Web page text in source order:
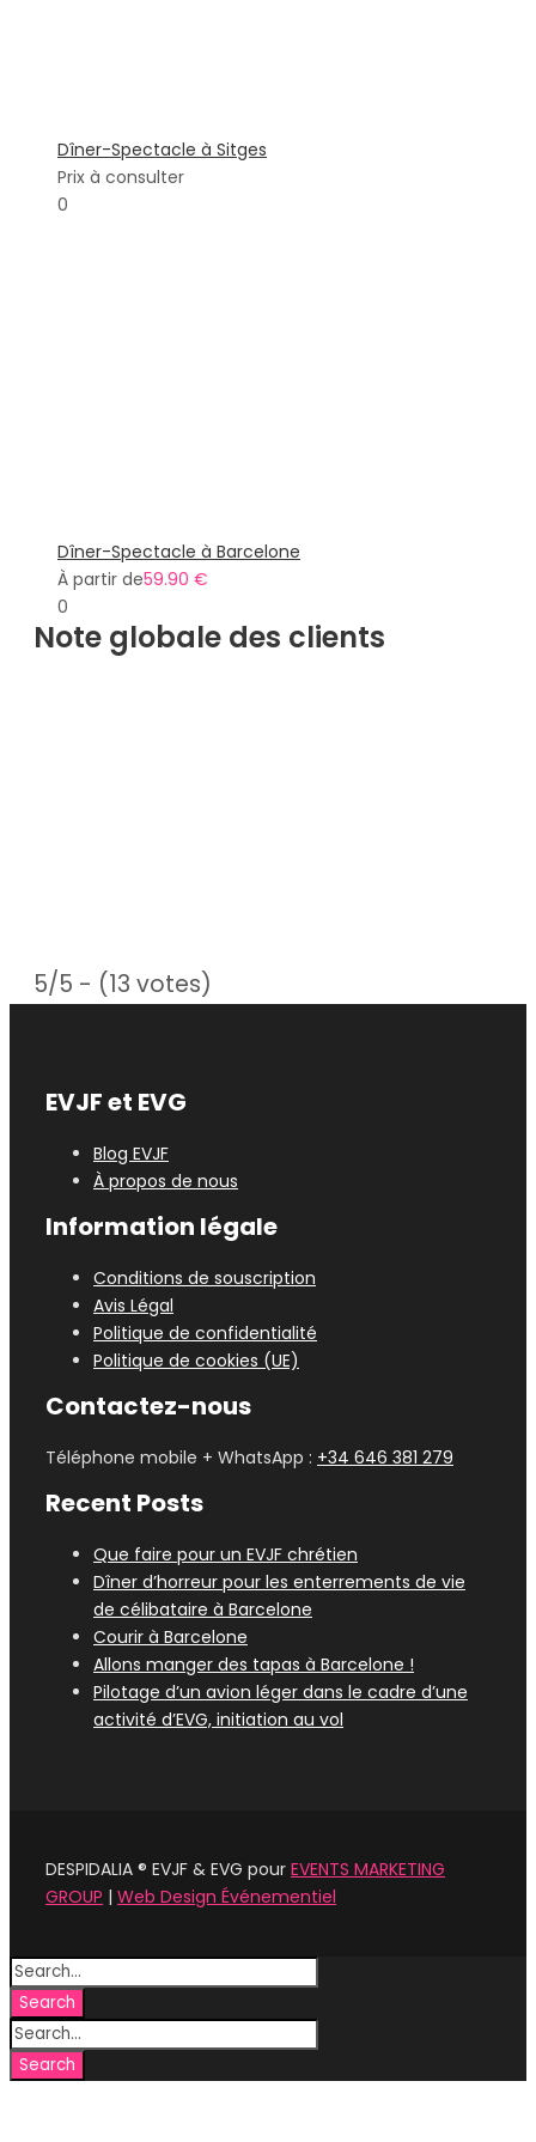
Dîner-Spectacle à Sitges
Prix à consulter
0
Dîner-Spectacle à Barcelone
À partir de59.90 €
0
Note globale des clients
5/5 - (13 votes)
EVJF et EVG
Blog EVJF
À propos de nous
Information légale
Conditions de souscription
Avis Légal
Politique de confidentialité
Politique de cookies (UE)
Contactez-nous
Téléphone mobile + WhatsApp : +34 646 381 279
Recent Posts
Que faire pour un EVJF chrétien
Dîner d’horreur pour les enterrements de vie
de célibataire à Barcelone
Courir à Barcelone
Allons manger des tapas à Barcelone !
Pilotage d’un avion léger dans le cadre d’une
activité d’EVG, initiation au vol
DESPIDALIA ® EVJF & EVG pour EVENTS MARKETING
GROUP | Web Design Événementiel